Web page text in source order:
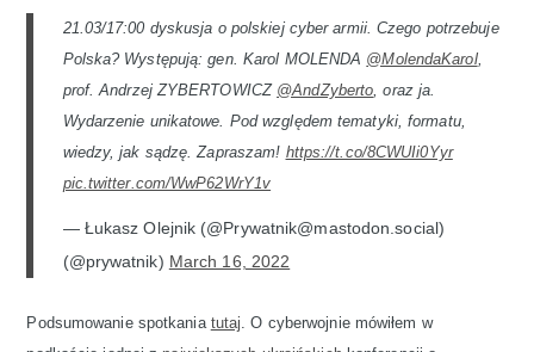
21.03/17:00 dyskusja o polskiej cyber armii. Czego potrzebuje
Polska? Występują: gen. Karol MOLENDA @MolendaKarol,
prof. Andrzej ZYBERTOWICZ @AndZyberto , oraz ja.
Wydarzenie unikatowe. Pod względem tematyki, formatu,
wiedzy, jak sądzę. Zapraszam! https://t.co/8CWUIi0Yyr
pic.twitter.com/WwP62WrY1v
— Łukasz Olejnik (@Prywatnik@mastodon.social)
(@prywatnik) March 16, 2022
Podsumowanie spotkania tutaj. O cyberwojnie mówiłem w